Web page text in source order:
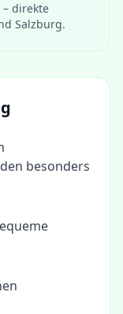
direkte
Salzburg.
besonders